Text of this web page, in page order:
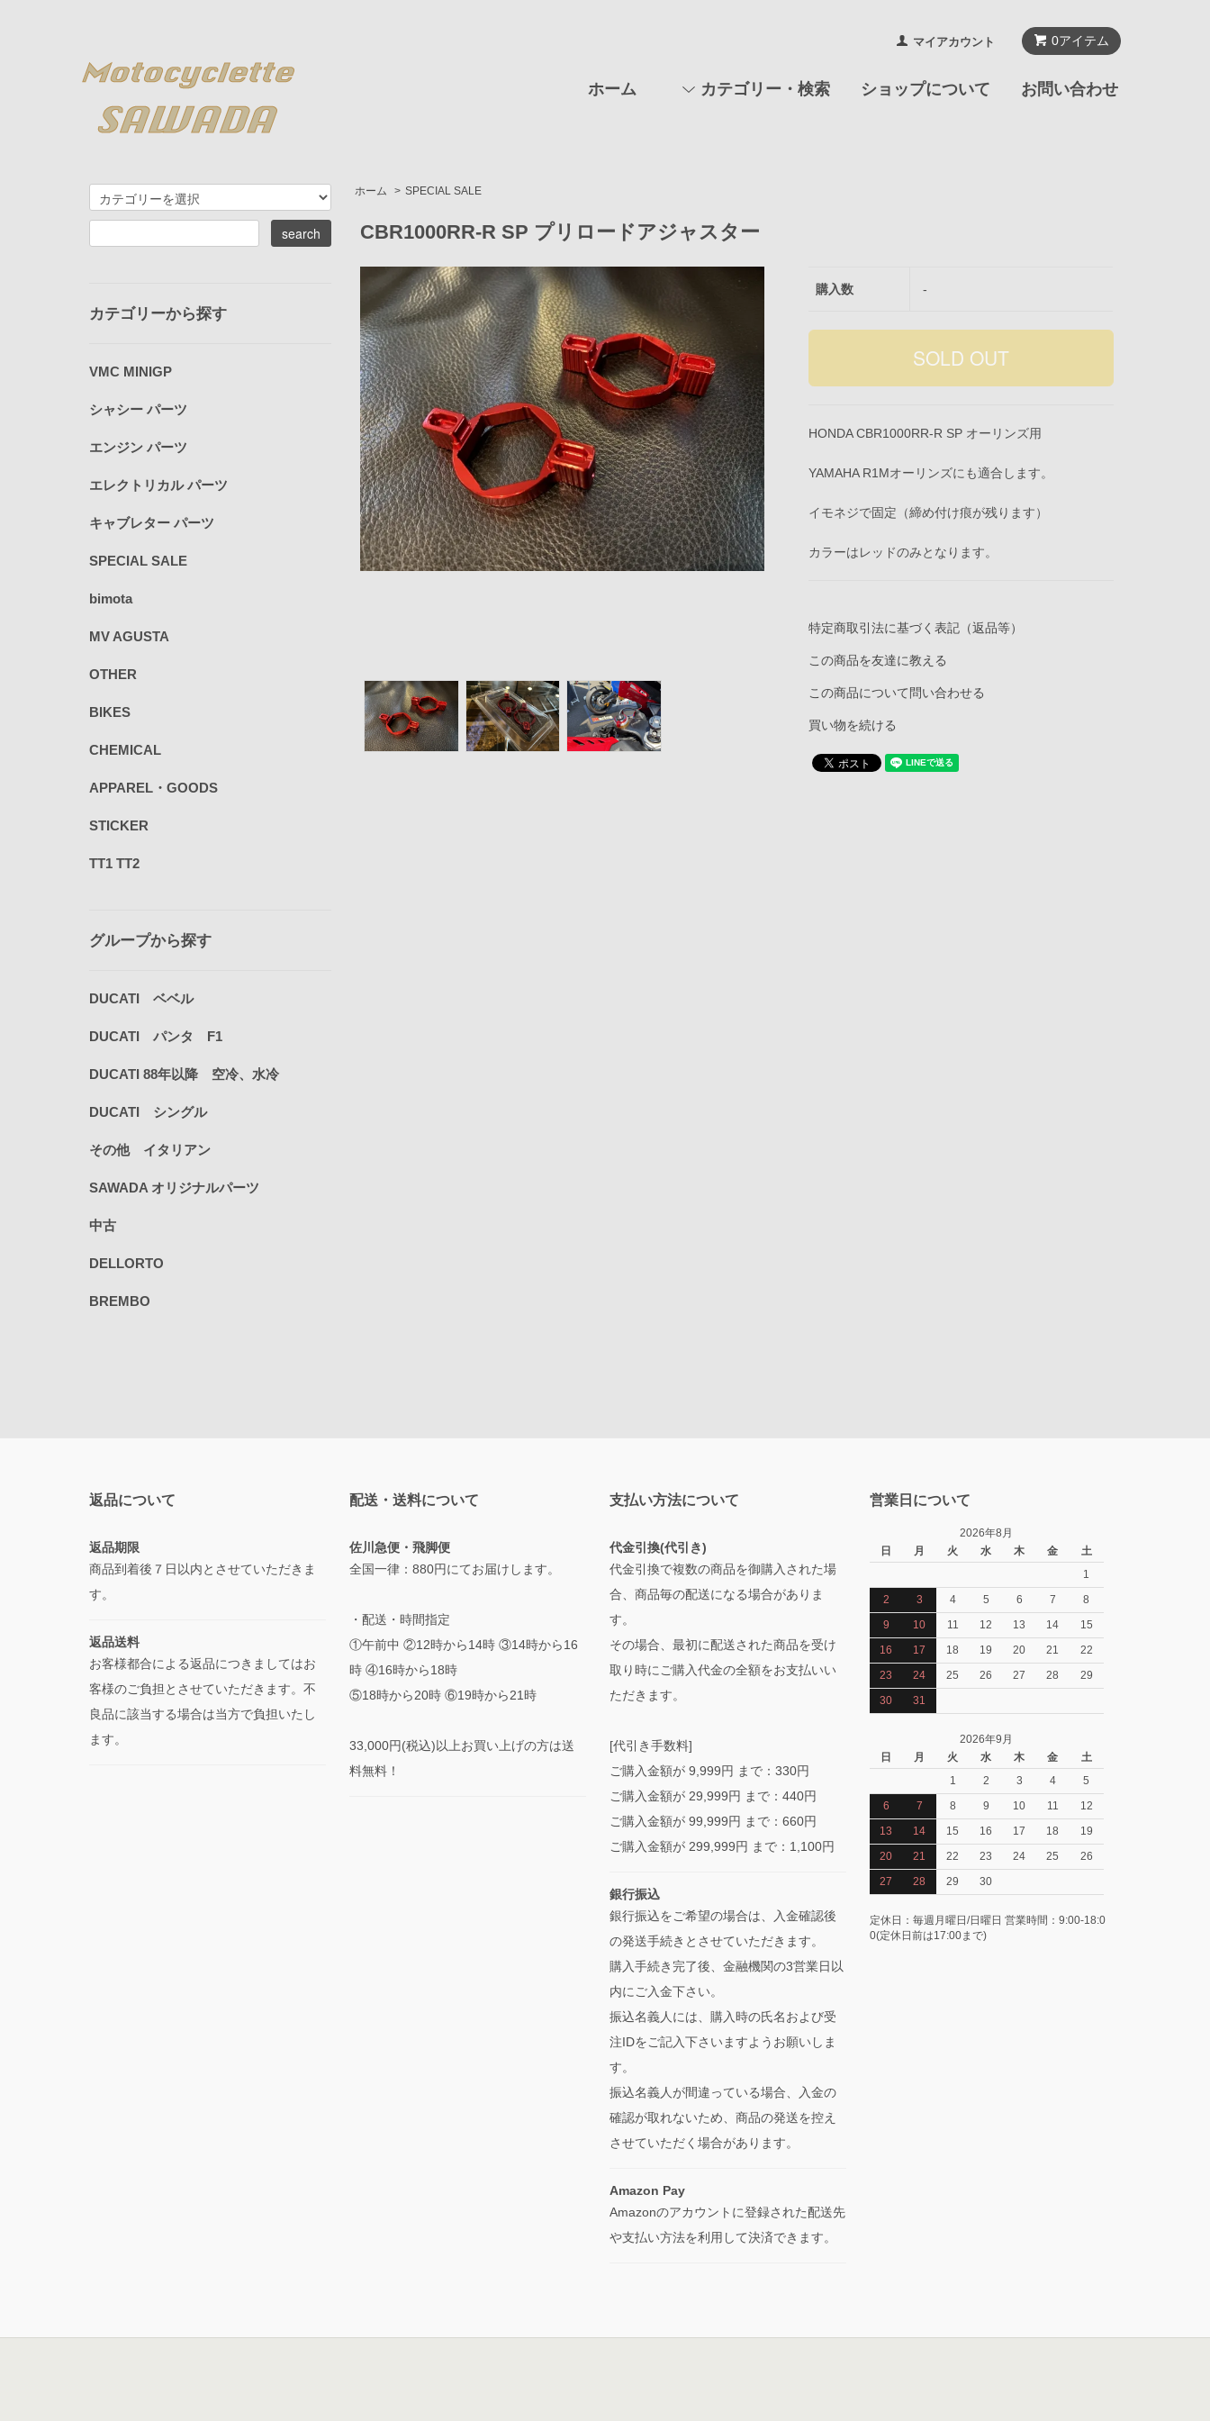
0アイテム
マイアカウント
ホーム カテゴリー・検索 ショップについて お問い合わせ
ホーム > SPECIAL SALE
CBR1000RR-R SP プリロードアジャスター
購入数 -
HONDA CBR1000RR-R SP オーリンズ用
YAMAHA R1Mオーリンズにも適合します。
イモネジで固定（締め付け痕が残ります）
カラーはレッドのみとなります。
特定商取引法に基づく表記（返品等）
この商品を友達に教える
この商品について問い合わせる
買い物を続ける
カテゴリーから探す
VMC MINIGP
シャシー パーツ
エンジン パーツ
エレクトリカル パーツ
キャブレター パーツ
SPECIAL SALE
bimota
MV AGUSTA
OTHER
BIKES
CHEMICAL
APPAREL・GOODS
STICKER
TT1 TT2
グループから探す
DUCATI ベベル
DUCATI パンタ F1
DUCATI 88年以降 空冷、水冷
DUCATI シングル
その他 イタリアン
SAWADA オリジナルパーツ
中古
DELLORTO
BREMBO
返品について
返品期限
商品到着後７日以内とさせていただきま
す。
返品送料
お客様都合による返品につきましてはお
客様のご負担とさせていただきます。不
良品に該当する場合は当方で負担いたし
ます。
配送・送料について
佐川急便・飛脚便
全国一律：880円にてお届けします。
・配送・時間指定
①午前中 ②12時から14時 ③14時から16
時 ④16時から18時
⑤18時から20時 ⑥19時から21時
33,000円(税込)以上お買い上げの方は送
料無料！
支払い方法について
代金引換(代引き)
代金引換で複数の商品を御購入された場
合、商品毎の配送になる場合がありま
す。
その場合、最初に配送された商品を受け
取り時にご購入代金の全額をお支払いい
ただきます。
[代引き手数料]
ご購入金額が 9,999円 まで：330円
ご購入金額が 29,999円 まで：440円
ご購入金額が 99,999円 まで：660円
ご購入金額が 299,999円 まで：1,100円
銀行振込
銀行振込をご希望の場合は、入金確認後
の発送手続きとさせていただきます。
購入手続き完了後、金融機関の3営業日以
内にご入金下さい。
振込名義人には、購入時の氏名および受
注IDをご記入下さいますようお願いしま
す。
振込名義人が間違っている場合、入金の
確認が取れないため、商品の発送を控え
させていただく場合があります。
Amazon Pay
Amazonのアカウントに登録された配送先
や支払い方法を利用して決済できます。
営業日について
2026年8月
日
月 火 水 木 金
土
1
2
3 4 5 6 7
8
9
10 11 12 13 14
15
16
17 18 19 20 21
22
23
24 25 26 27 28
29
30
31
2026年9月
日
月 火 水 木 金
土
1
2 3 4
5
6
7 8 9 10 11
12
13
14 15 16 17 18
19
20
21 22 23 24 25
26
27
28 29 30
定休日：毎週月曜日/日曜日 営業時間：9:00-18:0
0(定休日前は17:00まで)